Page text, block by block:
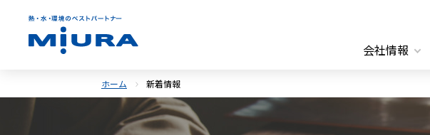
会社情報
ホーム 新着情報